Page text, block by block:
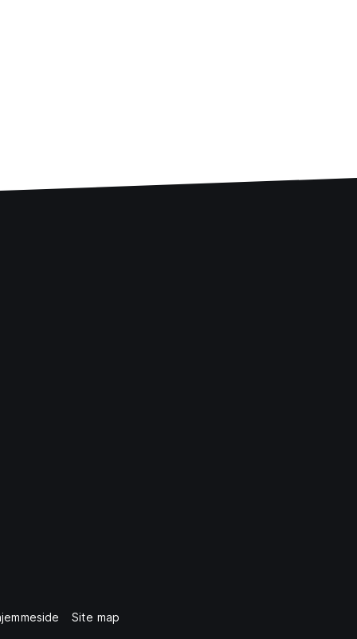
Site map